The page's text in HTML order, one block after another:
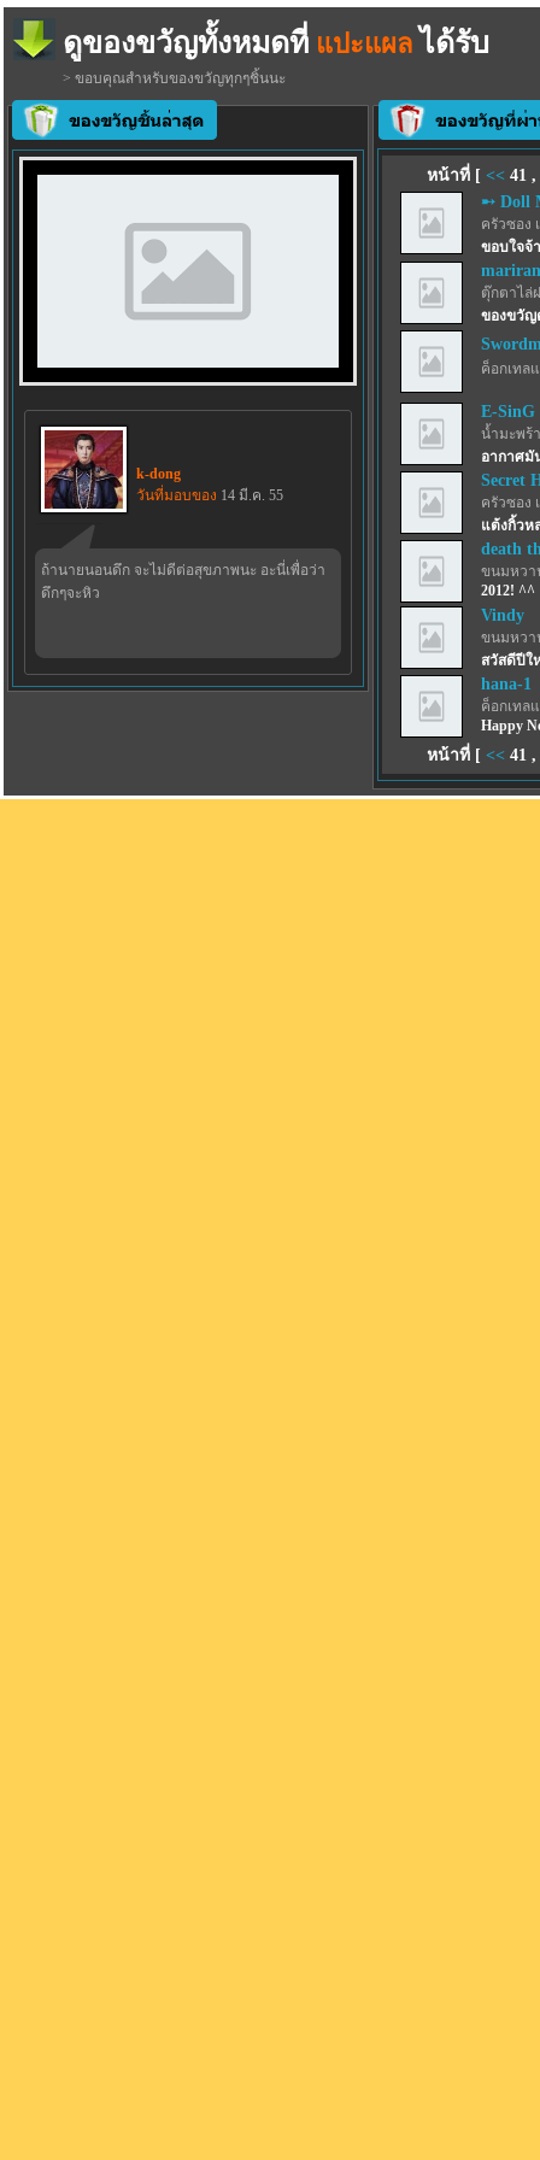
ดูของขวัญทั้งหมดที่ แปะแผล ได้รับ
> ขอบคุณสำหรับของขวัญทุกๆชิ้นนะ
k-dong
วันที่มอบของ 14 มี.ค. 55
ถ้านายนอนดึก จะไม่ดีต่อสุขภาพนะ อะนี่เพื่อว่า
ดึกๆจะหิว
หน้าที่ [ << 41,
➸ Doll
ครัวซอง
ขอบใจจ้
ตุ๊กตาไล่
ของขวัญ
ค็อกเทล
E-SinG
น้ำมะพร้
อากาศมั
Secret
ครัวซอง
แต้งกิ้วห
death
ขนมหวา
2012! ^^
Vindy
ขนมหวา
สวัสดีปีใ
hana-1
ค็อกเทล
Happy
หน้าที่ [ << 41,